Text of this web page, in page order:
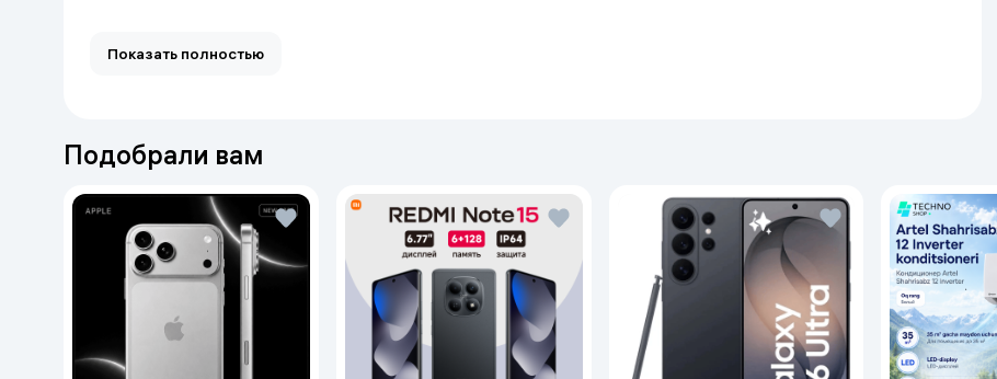
Показать полностью
Подобрали вам